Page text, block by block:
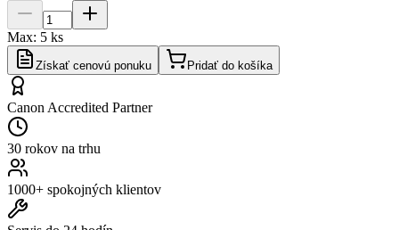
Max: 5 ks
Získať cenovú ponuku Pridať do košíka
Canon Accredited Partner
30 rokov na trhu
1000+ spokojných klientov